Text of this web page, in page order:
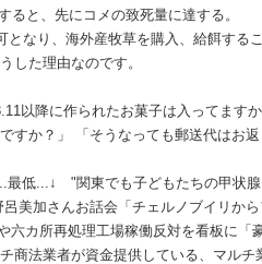
と、先にコメの致死量に達する。
なり、海外産牧草を購入、給餌する
た理由なのです。
以降に作られたお菓子は入ってます
すか？」 「そうなっても郵送代は
最低...↓ "関東でも子どもたちの甲状
美加さんお話会「チェルノブイリから
カ所再処理工場稼働反対を看板に「
商法業者が資金提供している、マル